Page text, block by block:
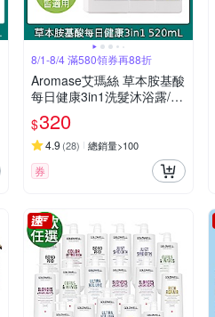
8/1-8/4 滿580領券再88折
Aromase艾瑪絲 草本胺基酸
每日健康3in1洗髮沐浴露/洗
髮精520mL (4款）
$320
4.9 (28) 總銷量>100
券